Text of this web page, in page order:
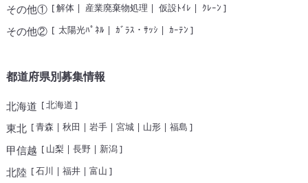
その他①[解体| 産業廃棄物処理 | 仮設ﾄｲﾚ | ｸﾚｰﾝ ]
その他②[ 太陽光ﾊﾟﾈﾙ | ｶﾞﾗｽ・ｻｯｼ | ｶｰﾃﾝ ]
都道府県別募集情報
北海道 [北海道 ]
東北 [青森 | 秋田 | 岩手| 宮城| 山形| 福島 ]
甲信越 [ 山梨 | 長野| 新潟]
北陸 [石川 | 福井| 富山 ]